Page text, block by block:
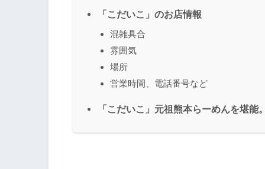
「こだいこ」のお店情報
混雑具合
雰囲気
場所
営業時間、電話番号など
「こだいこ」元祖熊本らーめんを堪能